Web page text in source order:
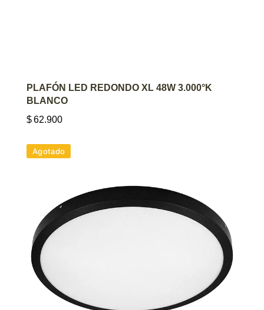
AGREGAR AL CARRITO
PLAFÓN LED REDONDO XL 48W 3.000°K
BLANCO
$62.900
Agotado